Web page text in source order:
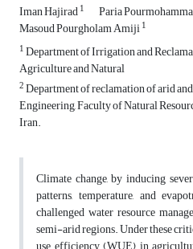
Iman Hajirad1 Paria
Masoud Pourgholam Amiji1
1Department of Irrigation and
Agriculture and Natural
2Department of reclamation of arid
Engineering, Faculty of Natural
Iran.
Climate change, by inducing
patterns, temperature, and
challenged water resource
semi-arid regions. Under these